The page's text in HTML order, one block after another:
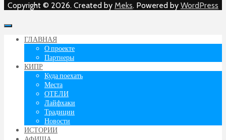
Copyright © 2026. Created by Meks. Powered by WordPress
ГЛАВНАЯ
О проекте
Партнеры
КИПР
Куда поехать
Места
ОТЕЛИ
Лайфхаки
Традиции
Новости
ИСТОРИИ